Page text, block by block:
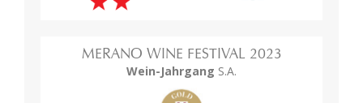
MERANO WINE FESTIVAL 2023
Wein-Jahrgang S.A.